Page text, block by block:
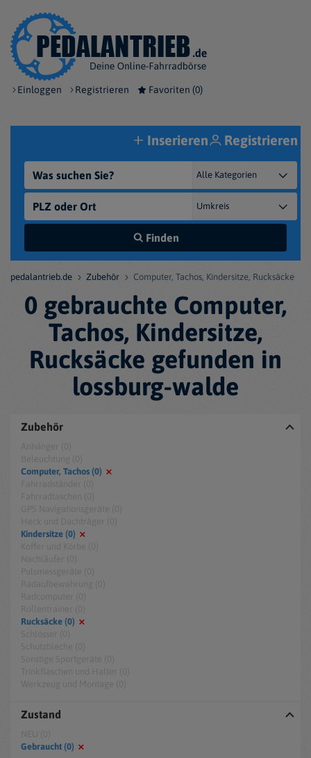
Einloggen Registrieren Favoriten (0)
Finden
Inserieren Registrieren
pedalantrieb.de Zubehör Computer, Tachos, Kindersitze, Rucksäcke
0 gebrauchte Computer,
Tachos, Kindersitze,
Rucksäcke gefunden in
lossburg-walde
Zubehör
Computer, Tachos (0)
Kindersitze (0)
Rucksäcke (0)
Zustand
Gebraucht (0)